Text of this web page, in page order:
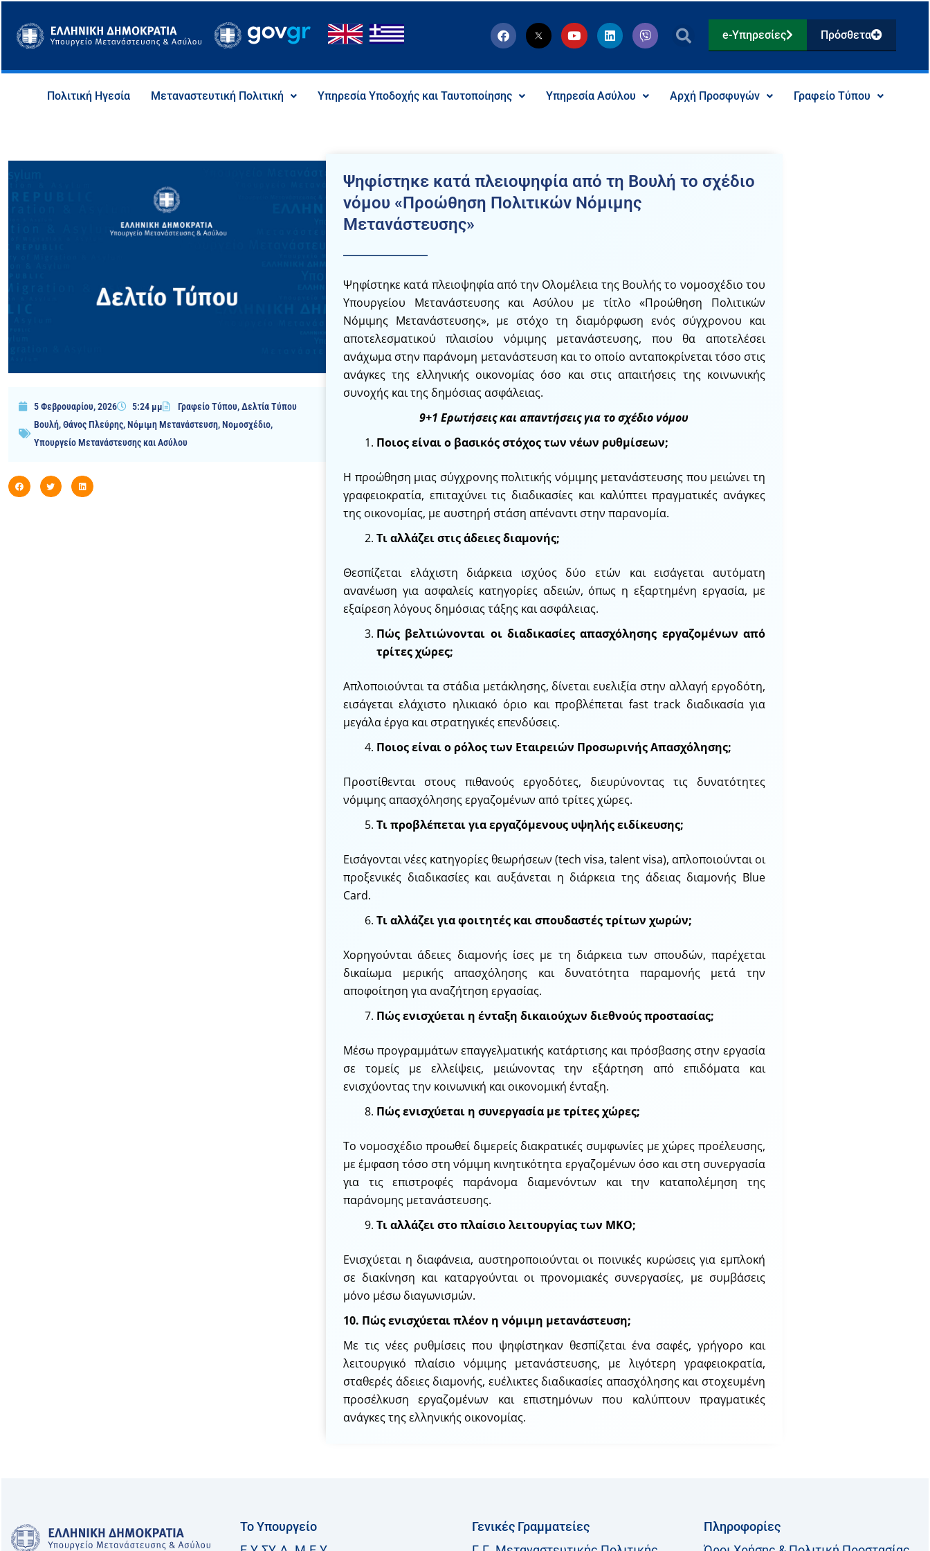
στο
περιεχόμενο
F
a
c
b
o
T
w
i
t
i
a
l
Y
o
u
u
e
L
i
n
e
d
i
V
i
b
r
e-Υπηρεσίες Πρόσθετα
Πολιτική Ηγεσία Μεταναστευτική Πολιτική Υπηρεσία Υποδοχής και Ταυτοποίησης Υπηρεσία Ασύλου Αρχή Προσφυγών Γραφείο Τύπου
5 Φεβρουαρίου, 2026 5:24 μμ Γραφείο Τύπου,Δελτία Τύπου
Βουλή,Θάνος Πλεύρης,Νόμιμη Μετανάστευση,Νομοσχέδιο,
Υπουργείο Μετανάστευσης και Ασύλου
Ψηφίστηκε κατά πλειοψηφία από τη Βουλή το σχέδιο
νόμου «Προώθηση Πολιτικών Νόμιμης
Μετανάστευσης»
Ψηφίστηκε κατά πλειοψηφία από την Ολομέλεια της Βουλής το νομοσχέδιο του
Υπουργείου Μετανάστευσης και Ασύλου με τίτλο «Προώθηση Πολιτικών
Νόμιμης Μετανάστευσης», με στόχο τη διαμόρφωση ενός σύγχρονου και
αποτελεσματικού πλαισίου νόμιμης μετανάστευσης, που θα αποτελέσει
ανάχωμα στην παράνομη μετανάστευση και το οποίο ανταποκρίνεται τόσο στις
ανάγκες της ελληνικής οικονομίας όσο και στις απαιτήσεις της κοινωνικής
συνοχής και της δημόσιας ασφάλειας.
9+1 Ερωτήσεις και απαντήσεις για το σχέδιο νόμου
Ποιος είναι ο βασικός στόχος των νέων ρυθμίσεων;
Η προώθηση μιας σύγχρονης πολιτικής νόμιμης μετανάστευσης που μειώνει τη
γραφειοκρατία, επιταχύνει τις διαδικασίες και καλύπτει πραγματικές ανάγκες
της οικονομίας, με αυστηρή στάση απέναντι στην παρανομία.
Τι αλλάζει στις άδειες διαμονής;
Θεσπίζεται ελάχιστη διάρκεια ισχύος δύο ετών και εισάγεται αυτόματη
ανανέωση για ασφαλείς κατηγορίες αδειών, όπως η εξαρτημένη εργασία, με
εξαίρεση λόγους δημόσιας τάξης και ασφάλειας.
Πώς βελτιώνονται οι διαδικασίες απασχόλησης εργαζομένων από
τρίτες χώρες;
Απλοποιούνται τα στάδια μετάκλησης, δίνεται ευελιξία στην αλλαγή εργοδότη,
εισάγεται ελάχιστο ηλικιακό όριο και προβλέπεται fast track διαδικασία για
μεγάλα έργα και στρατηγικές επενδύσεις.
Ποιος είναι ο ρόλος των Εταιρειών Προσωρινής Απασχόλησης;
Προστίθενται στους πιθανούς εργοδότες, διευρύνοντας τις δυνατότητες
νόμιμης απασχόλησης εργαζομένων από τρίτες χώρες.
Τι προβλέπεται για εργαζόμενους υψηλής ειδίκευσης;
Εισάγονται νέες κατηγορίες θεωρήσεων (tech visa, talent visa), απλοποιούνται οι
προξενικές διαδικασίες και αυξάνεται η διάρκεια της άδειας διαμονής Blue
Card.
Τι αλλάζει για φοιτητές και σπουδαστές τρίτων χωρών;
Χορηγούνται άδειες διαμονής ίσες με τη διάρκεια των σπουδών, παρέχεται
δικαίωμα μερικής απασχόλησης και δυνατότητα παραμονής μετά την
αποφοίτηση για αναζήτηση εργασίας.
Πώς ενισχύεται η ένταξη δικαιούχων διεθνούς προστασίας;
Μέσω προγραμμάτων επαγγελματικής κατάρτισης και πρόσβασης στην εργασία
σε τομείς με ελλείψεις, μειώνοντας την εξάρτηση από επιδόματα και
ενισχύοντας την κοινωνική και οικονομική ένταξη.
Πώς ενισχύεται η συνεργασία με τρίτες χώρες;
Το νομοσχέδιο προωθεί διμερείς διακρατικές συμφωνίες με χώρες προέλευσης,
με έμφαση τόσο στη νόμιμη κινητικότητα εργαζομένων όσο και στη συνεργασία
για τις επιστροφές παράνομα διαμενόντων και την καταπολέμηση της
παράνομης μετανάστευσης.
Τι αλλάζει στο πλαίσιο λειτουργίας των ΜΚΟ;
Ενισχύεται η διαφάνεια, αυστηροποιούνται οι ποινικές κυρώσεις για εμπλοκή
σε διακίνηση και καταργούνται οι προνομιακές συνεργασίες, με συμβάσεις
μόνο μέσω διαγωνισμών.
10. Πώς ενισχύεται πλέον η νόμιμη μετανάστευση;
Με τις νέες ρυθμίσεις που ψηφίστηκαν θεσπίζεται ένα σαφές, γρήγορο και
λειτουργικό πλαίσιο νόμιμης μετανάστευσης, με λιγότερη γραφειοκρατία,
σταθερές άδειες διαμονής, ευέλικτες διαδικασίες απασχόλησης και στοχευμένη
προσέλκυση εργαζομένων και επιστημόνων που καλύπτουν πραγματικές
ανάγκες της ελληνικής οικονομίας.
Το Υπουργείο
Γενικές Γραμματείες
Πληροφορίες